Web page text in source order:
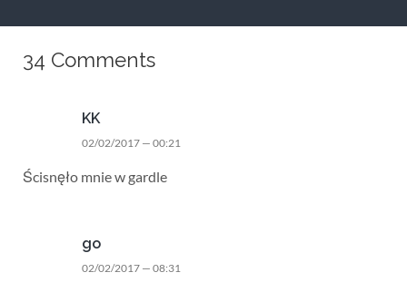
34 Comments
KK
02/02/2017 — 00:21
Ścisnęło mnie w gardle
go
02/02/2017 — 08:31